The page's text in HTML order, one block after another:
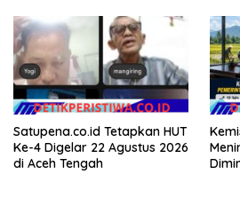
Masyarakat
Satupena.co.id Tetapkan HUT
Ke-4 Digelar 22 Agustus 2026
di Aceh Tengah